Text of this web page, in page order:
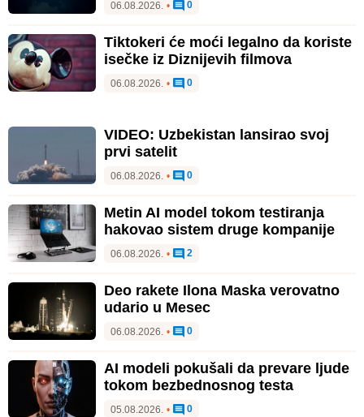
06.08.2026. • 0
Tiktokeri će moći legalno da koriste
isečke iz Diznijevih filmova
06.08.2026. • 0
VIDEO: Uzbekistan lansirao svoj
prvi satelit
06.08.2026. • 0
Metin AI model tokom testiranja
hakovao sistem druge kompanije
06.08.2026. • 2
Deo rakete Ilona Maska verovatno
udario u Mesec
06.08.2026. • 0
AI modeli pokušali da prevare ljude
tokom bezbednosnog testa
05.08.2026. • 0